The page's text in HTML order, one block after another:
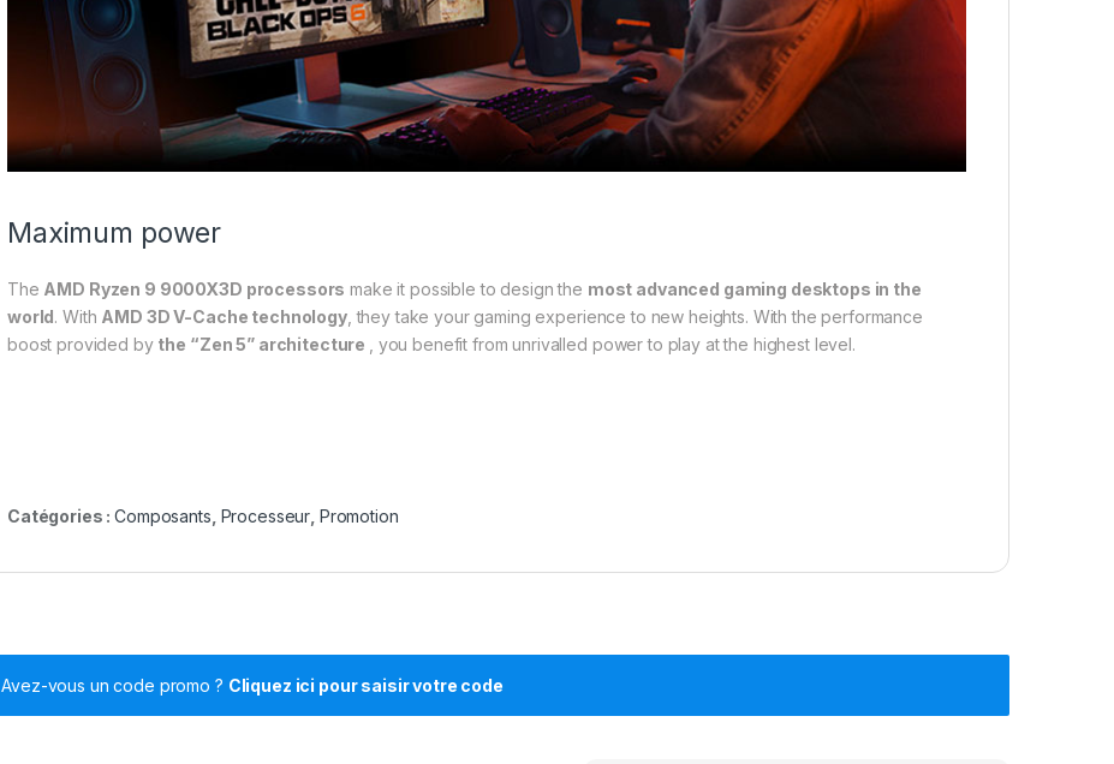
Maximum power
The AMD Ryzen 9 9000X3D processors make it possible to design the most advanced gaming desktops in the
world. With AMD 3D V-Cache technology, they take your gaming experience to new heights. With the performance
boost provided by the “Zen 5” architecture , you benefit from unrivalled power to play at the highest level.
Catégories :Composants Processeur Promotion
Avez-vous un code promo ? Cliquez ici pour saisir votre code